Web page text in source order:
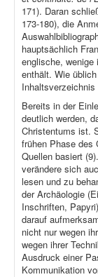
171). Daran
173-180), die
hauptsächlich
englische,
enthält. Wie
Bereits in der
deutlich werden,
Christentums ist.
frühen Phase des
Quellen basiert
verändere sich
lesen und zu
der Archäologie
Inschriften,
darauf
nicht nur wegen
wegen ihrer
Ausdruck einer
Kommunikation